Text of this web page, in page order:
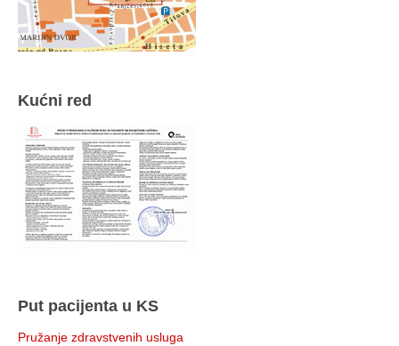
Kućni red
Put pacijenta u KS
Pružanje zdravstvenih usluga